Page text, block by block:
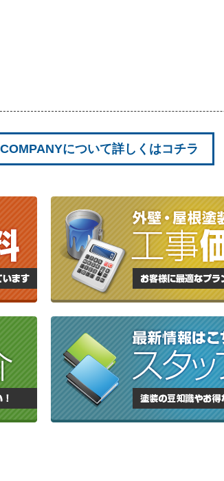
について詳しくはコチラ